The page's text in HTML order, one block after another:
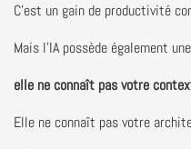
C'est un gain de productivité
Mais l'IA possède également
elle ne connaît pas votre
Elle ne connaît pas votre